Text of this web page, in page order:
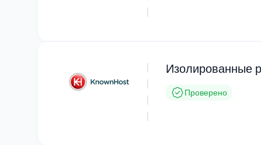
Изолированные
Проверено